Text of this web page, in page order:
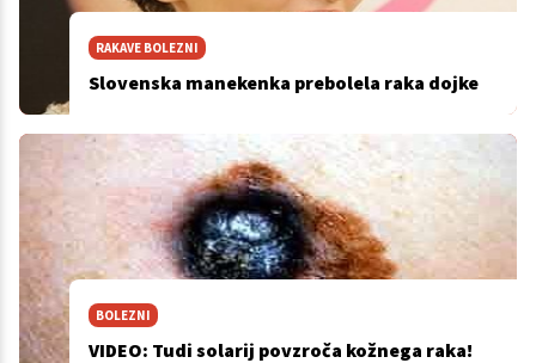
RAKAVE BOLEZNI
Slovenska manekenka prebolela raka dojke
BOLEZNI
VIDEO: Tudi solarij povzroča kožnega raka!